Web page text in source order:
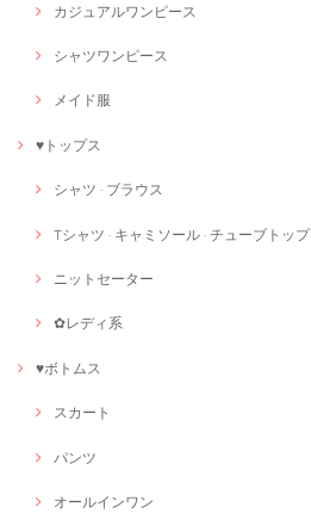
カジュアルワンピース
シャツワンピース
メイド服
♥トップス
シャツ · ブラウス
Tシャツ · キャミソール · チューブトップ
ニットセーター
✿レディ系
♥ボトムス
スカート
パンツ
オールインワン